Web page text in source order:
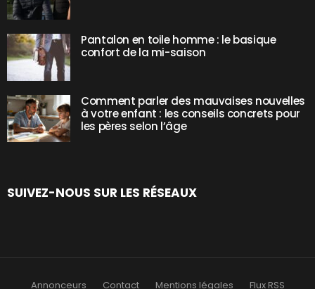
Pantalon en toile homme : le basique
confort de la mi-saison
Comment parler des mauvaises nouvelles
à votre enfant : les conseils concrets pour
les pères selon l’âge
SUIVEZ-NOUS SUR LES RÉSEAUX
Annonceurs Contact Mentions légales Flux RSS